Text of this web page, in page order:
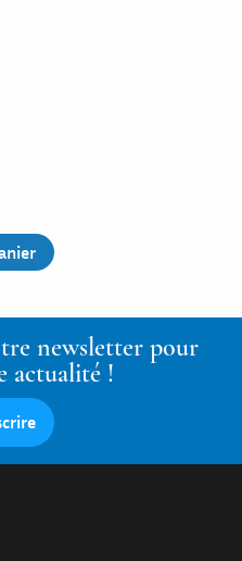
newsletter pour
actualité !